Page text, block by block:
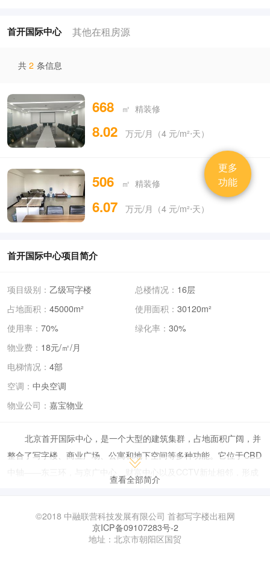
首开国际中心 其他在租房源
共 2 条信息
668 ㎡ 精装修
8.02 万元/月（4 元/m²⋅天）
506 ㎡ 精装修
6.07 万元/月（4 元/m²⋅天）
首开国际中心项目简介
项目级别： 乙级写字楼 总楼情况： 16层
占地面积： 45000m² 使用面积： 30120m²
使用率： 70% 绿化率： 30%
物业费： 18元/㎡/月
电梯情况： 4部
空调： 中央空调
物业公司： 嘉宝物业
北京首开国际中心，是一个大型的建筑集群，占地面积广阔，并
整合了写字楼、商业广场、公寓和地下空间等多种功能。它位于CBD
中轴——东三环，与京广中心、财富中心以及CCTV新址相邻，形成
离机场只有一刻钟车程，并可以快速直达国门。此外，它还联动燕
莎、三元桥、国展等热点商圈，使得京城繁华触手可及。更值得一提
查看全部简介
更多
功能
©2018 中融联营科技发展有限公司 首都写字楼出租网
京ICP备09107283号-2
地址：北京市朝阳区国贸